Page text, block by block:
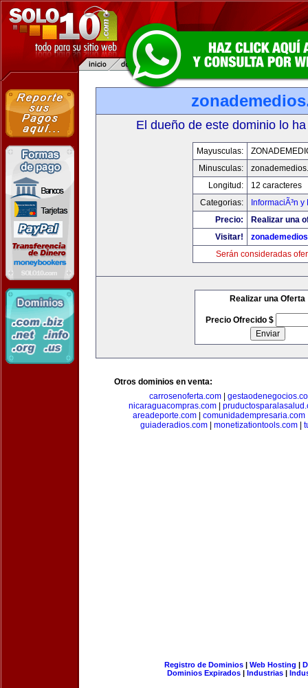
El dueño de este dominio lo
Mayusculas:
Minusculas:
Longitud:
12 caracteres
Categorias:
InformaciÃ³n
Precio:
Realizar una
Visitar!
Serán consideradas
Realizar una Oferta
Precio Ofrecido $
Otros dominios en venta:
carrosenoferta.com
nicaraguacompras.com
areadeporte.com| comunidadempresaria.com
guiaderadios.com| monetizationtools.com|
Registro de Dominios| Web Hosting |
Dominios Expirados | Industrias |